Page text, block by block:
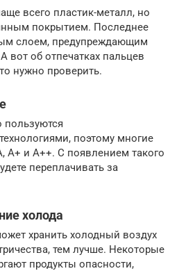
всего пластик-металл, но
покрытием. Последнее
слоем, предупреждающим
вот об отпечатках пальцев
нужно проверить.
пользуются
поэтому многие
А+ и А++. С появлением такого
переплачивать за
холода
хранить холодный воздух
тем лучше. Некоторые
продукты опасности,